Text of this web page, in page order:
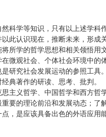
科学等知识，只有以上述学科
此认识现在，推断未来，形
所学的哲学思想和相关领悟
微观社会、个体社会环境中
研究社会发展运动的参照工具。
典著作的研读、思考、批判。
主义哲学、中国哲学和西方
要的理论前沿和发展动态；
，是应该具备出色的外语应用能